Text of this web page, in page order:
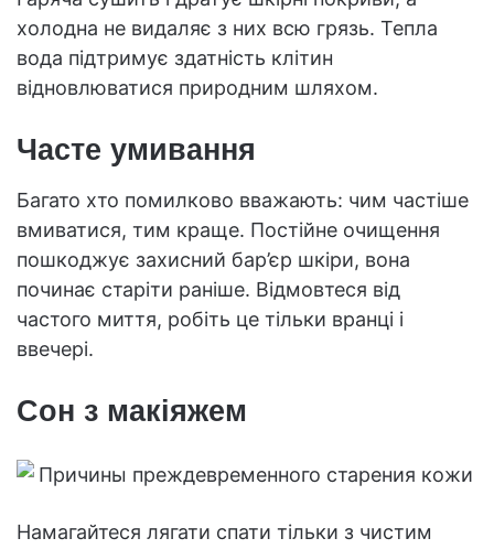
холодна не видаляє з них всю грязь. Тепла
вода підтримує здатність клітин
відновлюватися природним шляхом.
Часте умивання
Багато хто помилково вважають: чим частіше
вмиватися, тим краще. Постійне очищення
пошкоджує захисний бар’єр шкіри, вона
починає старіти раніше. Відмовтеся від
частого миття, робіть це тільки вранці і
ввечері.
Сон з макіяжем
Намагайтеся лягати спати тільки з чистим